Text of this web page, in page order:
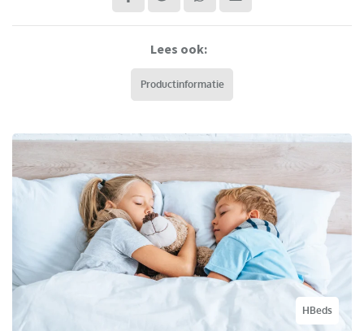
Lees ook:
Productinformatie
HBeds